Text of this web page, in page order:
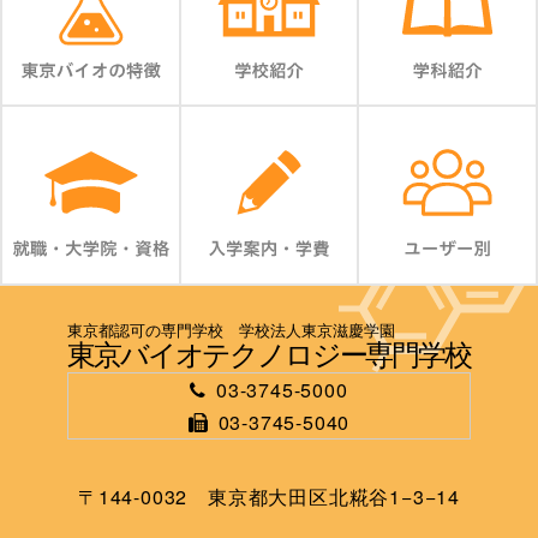
東京都認可の専門学校 学校法人東京滋慶学園
東京バイオテクノロジー専門学校
03-3745-5000
03-3745-5040
〒144-0032 東京都大田区北糀谷1−3−14